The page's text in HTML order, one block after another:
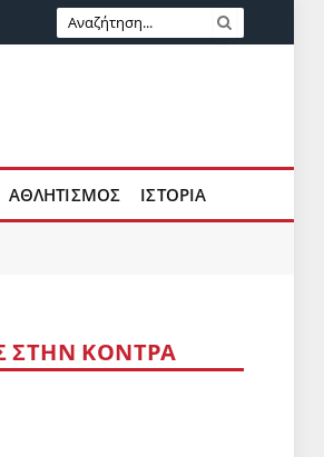
ΑΘΛΗΤΙΣΜΟΣ ΙΣΤΟΡΙΑ
ΣΤΗΝ ΚΟΝΤΡΑ